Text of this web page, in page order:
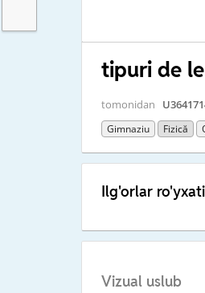
tipuri de
tomonidan
Gimnaziu Fizică
Ilg'orlar ro'yxati
Vizual uslub